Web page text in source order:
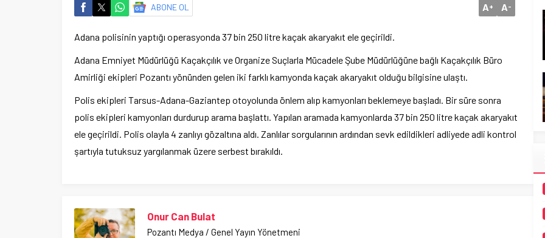
ABONE OL A+ A-
Adana polisinin yaptığı operasyonda 37 bin 250 litre kaçak akaryakıt ele geçirildi.
Adana Emniyet Müdürlüğü Kaçakçılık ve Organize Suçlarla Mücadele Şube Müdürlüğüne bağlı Kaçakçılık Büro
Amirliği ekipleri Pozantı yönünden gelen iki farklı kamyonda kaçak akaryakıt olduğu bilgisine ulaştı.
Polis ekipleri Tarsus-Adana-Gaziantep otoyolunda önlem alıp kamyonları beklemeye başladı. Bir süre sonra
polis ekipleri kamyonları durdurup arama başlattı. Yapılan aramada kamyonlarda 37 bin 250 litre kaçak akaryakıt
ele geçirildi. Polis olayla 4 zanlıyı gözaltına aldı. Zanlılar sorgularının ardından sevk edildikleri adliyede adli kontrol
şartıyla tutuksuz yargılanmak üzere serbest bırakıldı.
Onur Can Bulat
Pozantı Medya / Genel Yayın Yönetmeni